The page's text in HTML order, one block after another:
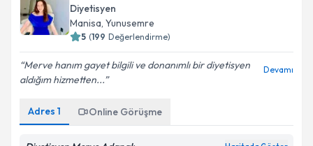
Diyetisyen
Manisa, Yunusemre
5 (199 Değerlendirme)
Merve hanım gayet bilgili ve donanımlı bir diyetisyen
aldığım hizmetten...
Devamı
Adres 1 Online Görüşme